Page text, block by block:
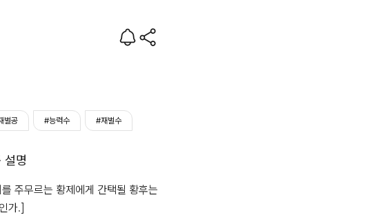
벌공 #능력수 #재벌수
설명
를 주무르는 황제에게 간택될 황후는
가.]